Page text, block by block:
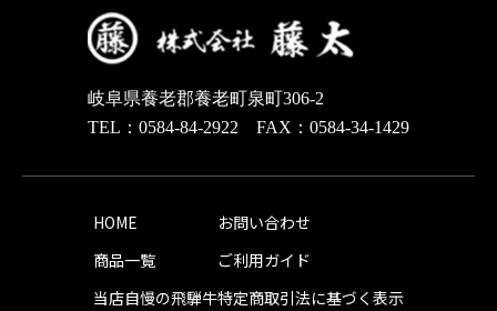
岐阜県養老郡養老町泉町306-2
TEL：0584-84-2922 FAX：0584-34-1429
HOME
商品一覧
当店自慢の飛騨牛
お問い合わせ
ご利用ガイド
特定商取引法に基づく表示